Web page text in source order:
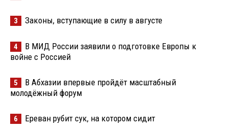
3 Законы, вступающие в силу в августе
4
В МИД России заявили о подготовке Европы к
войне с Россией
5
В Абхазии впервые пройдёт масштабный
молодёжный форум
6 Ереван рубит сук, на котором сидит